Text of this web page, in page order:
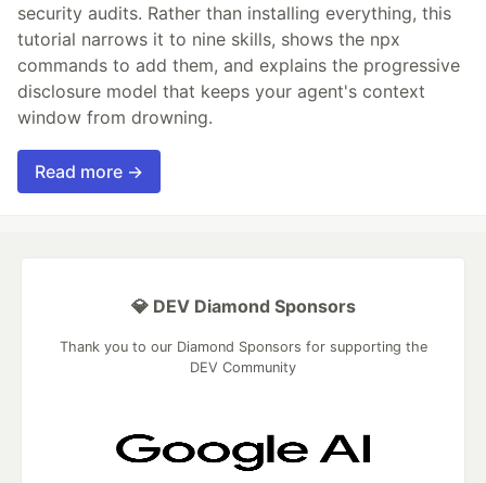
security audits. Rather than installing everything, this
tutorial narrows it to nine skills, shows the npx
commands to add them, and explains the progressive
disclosure model that keeps your agent's context
window from drowning.
Read more →
💎 DEV Diamond Sponsors
Thank you to our Diamond Sponsors for supporting the
DEV Community